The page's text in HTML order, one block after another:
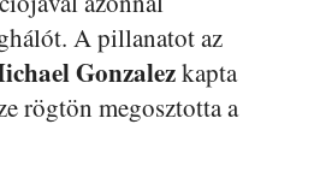
A pillanatot az
Gonzalezkapta
rögtön megosztotta a